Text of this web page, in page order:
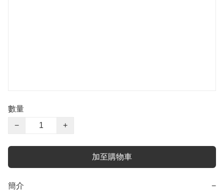
數量
−
+
加至購物車
簡介 −